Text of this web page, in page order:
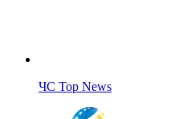
ЧС Top News